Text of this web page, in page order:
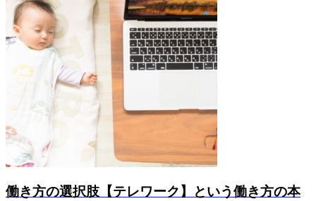
働き方の選択肢【テレワーク】という働き方の本